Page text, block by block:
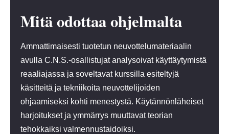
Mitä odottaa ohjelmalta
Ammattimaisesti tuotetun neuvottelumateriaalin
avulla C.N.S.-osallistujat analysoivat käyttäytymistä
reaaliajassa ja soveltavat kurssilla esiteltyjä
käsitteitä ja tekniikoita neuvottelijoiden
ohjaamiseksi kohti menestystä. Käytännönläheiset
harjoitukset ja ymmärrys muuttavat teorian
tehokkaiksi valmennustaidoiksi.